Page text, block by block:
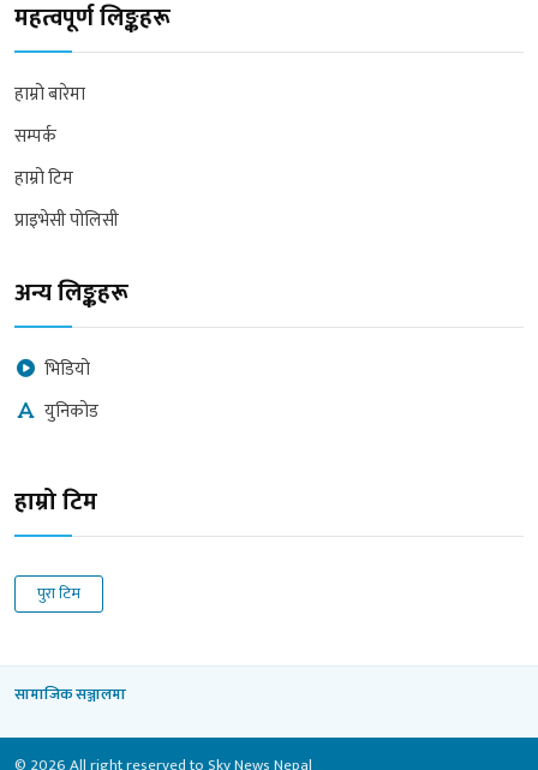
महत्वपूर्ण लिङ्कहरू
हाम्रो बारेमा
सम्पर्क
हाम्रो टिम
प्राइभेसी पोलिसी
अन्य लिङ्कहरू
भिडियो
युनिकोड
हाम्रो टिम
पुरा टिम
सामाजिक सञ्जालमा